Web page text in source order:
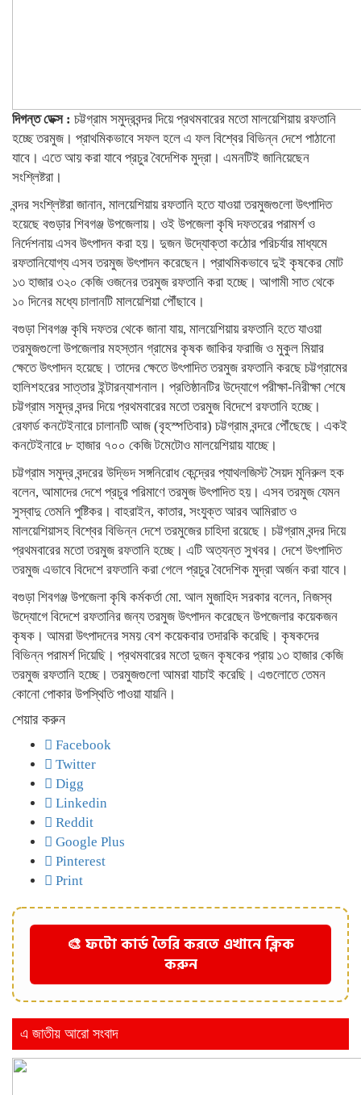
দিগন্ত ডেক্স : চট্টগ্রাম সমুদ্রবন্দর দিয়ে প্রথমবারের মতো মালয়েশিয়ায় রফতানি
হচ্ছে তরমুজ। প্রাথমিকভাবে সফল হলে এ ফল বিশ্বের বিভিন্ন দেশে পাঠানো
যাবে। এতে আয় করা যাবে প্রচুর বৈদেশিক মুদ্রা। এমনটিই জানিয়েছেন
সংশ্লিষ্টরা।
বন্দর সংশ্লিষ্টরা জানান, মালয়েশিয়ায় রফতানি হতে যাওয়া তরমুজগুলো উৎপাদিত
হয়েছে বগুড়ার শিবগঞ্জ উপজেলায়। ওই উপজেলা কৃষি দফতরের পরামর্শ ও
নির্দেশনায় এসব উৎপাদন করা হয়। দুজন উদ্যোক্তা কঠোর পরিচর্যার মাধ্যমে
রফতানিযোগ্য এসব তরমুজ উৎপাদন করেছেন। প্রাথমিকভাবে দুই কৃষকের মোট
১৩ হাজার ৩২০ কেজি ওজনের তরমুজ রফতানি করা হচ্ছে। আগামী সাত থেকে
১০ দিনের মধ্যে চালানটি মালয়েশিয়া পৌঁছাবে।
বগুড়া শিবগঞ্জ কৃষি দফতর থেকে জানা যায়, মালয়েশিয়ায় রফতানি হতে যাওয়া
তরমুজগুলো উপজেলার মহস্তান গ্রামের কৃষক জাকির ফরাজি ও মুকুল মিয়ার
ক্ষেতে উৎপাদন হয়েছে। তাদের ক্ষেতে উৎপাদিত তরমুজ রফতানি করছে চট্টগ্রামের
হালিশহরের সাত্তার ইন্টারন্যাশনাল। প্রতিষ্ঠানটির উদ্যোগে পরীক্ষা-নিরীক্ষা শেষে
চট্টগ্রাম সমুদ্র বন্দর দিয়ে প্রথমবারের মতো তরমুজ বিদেশে রফতানি হচ্ছে।
রেফার্ড কনটেইনারে চালানটি আজ (বৃহস্পতিবার) চট্টগ্রাম বন্দরে পৌঁছেছে। একই
কনটেইনারে ৮ হাজার ৭০০ কেজি টমেটোও মালয়েশিয়ায় যাচ্ছে।
চট্টগ্রাম সমুদ্র বন্দরের উদ্ভিদ সঙ্গনিরোধ কেন্দ্রের প্যাথলজিস্ট সৈয়দ মুনিরুল হক
বলেন, আমাদের দেশে প্রচুর পরিমাণে তরমুজ উৎপাদিত হয়। এসব তরমুজ যেমন
সুস্বাদু তেমনি পুষ্টিকর। বাহরাইন, কাতার, সংযুক্ত আরব আমিরাত ও
মালয়েশিয়াসহ বিশ্বের বিভিন্ন দেশে তরমুজের চাহিদা রয়েছে। চট্টগ্রাম বন্দর দিয়ে
প্রথমবারের মতো তরমুজ রফতানি হচ্ছে। এটি অত্যন্ত সুখবর। দেশে উৎপাদিত
তরমুজ এভাবে বিদেশে রফতানি করা গেলে প্রচুর বৈদেশিক মুদ্রা অর্জন করা যাবে।
বগুড়া শিবগঞ্জ উপজেলা কৃষি কর্মকর্তা মো. আল মুজাহিদ সরকার বলেন, নিজস্ব
উদ্যোগে বিদেশে রফতানির জন্য তরমুজ উৎপাদন করেছেন উপজেলার কয়েকজন
কৃষক। আমরা উৎপাদনের সময় বেশ কয়েকবার তদারকি করেছি। কৃষকদের
বিভিন্ন পরামর্শ দিয়েছি। প্রথমবারের মতো দুজন কৃষকের প্রায় ১৩ হাজার কেজি
তরমুজ রফতানি হচ্ছে। তরমুজগুলো আমরা যাচাই করেছি। এগুলোতে তেমন
কোনো পোকার উপস্থিতি পাওয়া যায়নি।
শেয়ার করুন
Facebook
Twitter
Digg
Linkedin
Reddit
Google Plus
Pinterest
Print
🎨 ফটো কার্ড তৈরি করতে এখানে ক্লিক
করুন
এ জাতীয় আরো সংবাদ